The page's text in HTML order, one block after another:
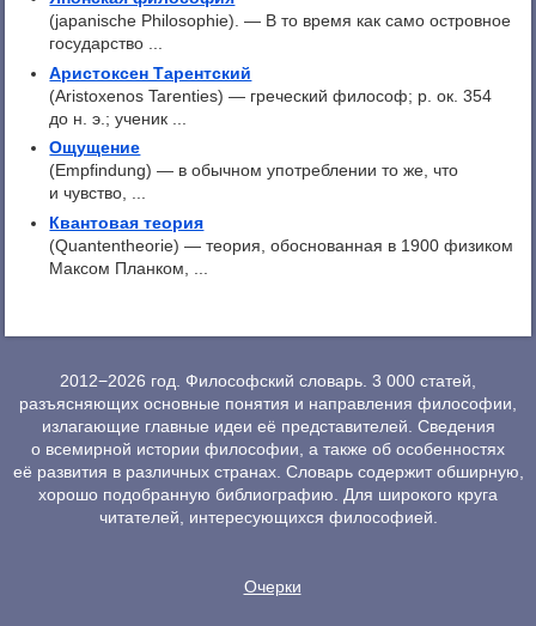
(japanische Philosophie). — В то время как само островное
государство ...
Аристоксен Тарентский
(Aristoxenos Tarenties) — греческий философ; p. ок. 354
до н. э.; ученик ...
Ощущение
(Empfindung) — в обычном употреблении то же, что
и чувство, ...
Квантовая теория
(Quantentheorie) — теория, обоснованная в 1900 физиком
Максом Планком, ...
2012−2026 год. Философский словарь. 3 000 статей,
разъясняющих основные понятия и направления философии,
излагающие главные идеи её представителей. Сведения
о всемирной истории философии, а также об особенностях
её развития в различных странах. Словарь содержит обширную,
хорошо подобранную библиографию. Для широкого круга
читателей, интересующихся философией.
Очерки